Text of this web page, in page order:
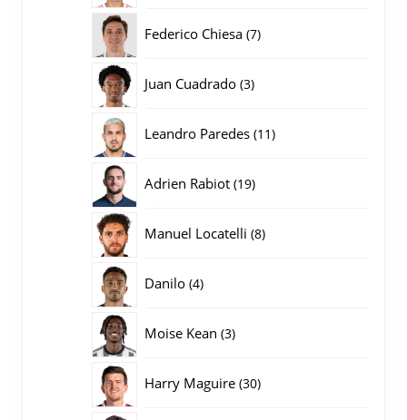
Federico Chiesa 77
Juan Cuadrado 33
Leandro Paredes 1111
Adrien Rabiot 1919
Manuel Locatelli 88
Danilo 44
Moise Kean 33
Harry Maguire 3030